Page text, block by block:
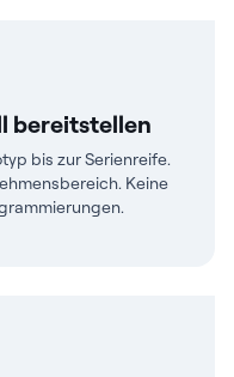
bereitstellen
bis zur Serienreife.
Keine